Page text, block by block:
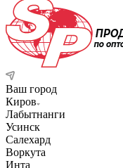
Ваш город
Киров
Лабытнанги
Усинск
Салехард
Воркута
Инта